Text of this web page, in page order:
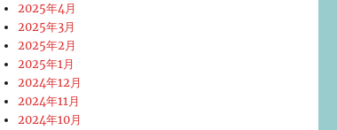
2025年4月
2025年3月
2025年2月
2025年1月
2024年12月
2024年11月
2024年10月